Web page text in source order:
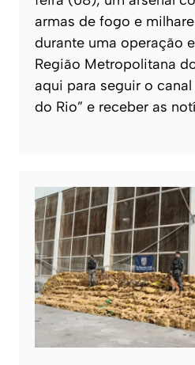
armas de fogo e
durante uma operação
Região Metropolitana
aqui para seguir o
do Rio” e receber as